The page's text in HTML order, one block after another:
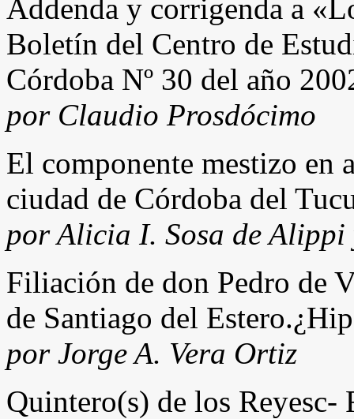
Addenda y corrigenda a
Boletín del Centro de
Córdoba Nº 30 del año
por Claudio Prosdócimo
El componente mestizo en
ciudad de Córdoba del
por Alicia I. Sosa de
Filiación de don Pedro de
de Santiago del
por Jorge A. Vera Ortiz
Quintero(s) de los Reyesc-